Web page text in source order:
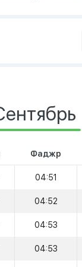
Фаджр
04:51
04:52
04:53
04:53